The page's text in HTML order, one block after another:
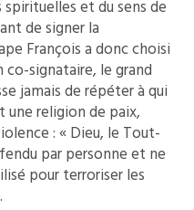
spirituelles et du sens de
de signer la
François a donc choisi
co-signataire, le grand
jamais de répéter à qui
une religion de paix,
: « Dieu, le Tout-
par personne et ne
pour terroriser les